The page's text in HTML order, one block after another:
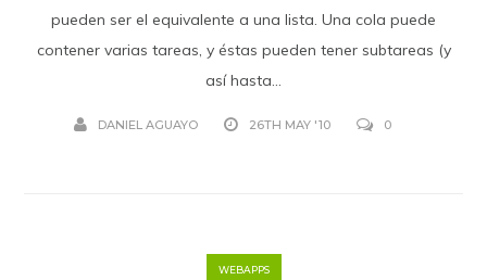
pueden ser el equivalente a una lista. Una cola puede
contener varias tareas, y éstas pueden tener subtareas (y
así hasta...
DANIEL AGUAYO 26TH MAY '10 0
WEBAPPS